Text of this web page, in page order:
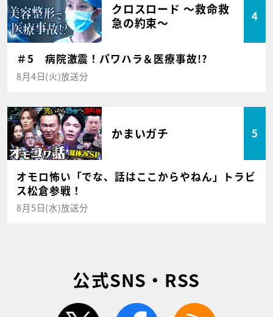
クロスロード ～救命救
急の約束～
4
＃5 病院激震！パワハラ＆医療事故!?
8月4日(火)放送分
かまいガチ 5
オモロ怖い「でな、話はここからやねん」トラビ
ス松倉参戦！
8月5日(水)放送分
公式SNS・RSS
twitter facebook